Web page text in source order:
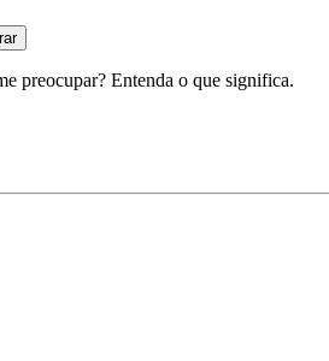
preocupar? Entenda o que significa.